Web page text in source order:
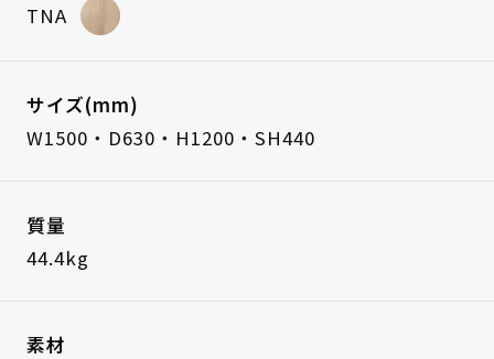
TNA
サイズ(mm)
W1500・D630・H1200・SH440
質量
44.4kg
素材